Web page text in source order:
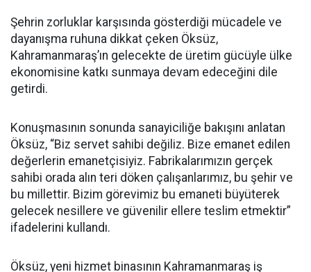
Şehrin zorluklar karşısında gösterdiği mücadele ve
dayanışma ruhuna dikkat çeken Öksüz,
Kahramanmaraş’ın gelecekte de üretim gücüyle ülke
ekonomisine katkı sunmaya devam edeceğini dile
getirdi.
Konuşmasının sonunda sanayiciliğe bakışını anlatan
Öksüz, “Biz servet sahibi değiliz. Bize emanet edilen
değerlerin emanetçisiyiz. Fabrikalarımızın gerçek
sahibi orada alın teri döken çalışanlarımız, bu şehir ve
bu millettir. Bizim görevimiz bu emaneti büyüterek
gelecek nesillere ve güvenilir ellere teslim etmektir”
ifadelerini kullandı.
Öksüz, yeni hizmet binasının Kahramanmaraş iş